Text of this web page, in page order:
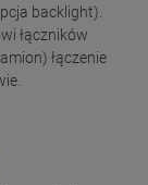
backlight).
łączników
łączenie